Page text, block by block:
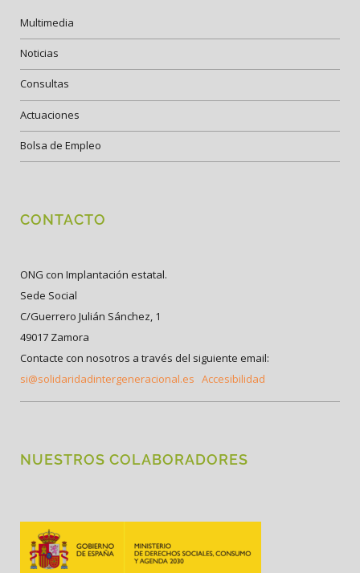
Multimedia
Noticias
Consultas
Actuaciones
Bolsa de Empleo
CONTACTO
ONG con Implantación estatal.
Sede Social
C/Guerrero Julián Sánchez, 1
49017 Zamora
Contacte con nosotros a través del siguiente email:
si@solidaridadintergeneracional.es Accesibilidad
NUESTROS COLABORADORES